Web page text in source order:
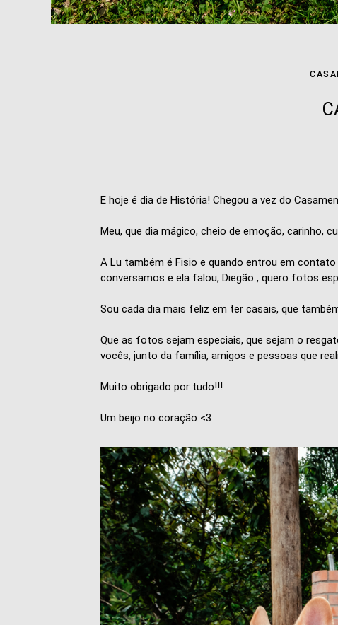
E hoje é dia de História! Chegou a vez do
Meu, que dia mágico, cheio de emoção, carinho,
A Lu também é Fisio e quando entrou em
conversamos e ela falou, Diegão , quero fotos
Sou cada dia mais feliz em ter casais, que
Que as fotos sejam especiais, que sejam o
vocês, junto da família, amigos e pessoas que
Muito obrigado por tudo!!!
Um beijo no coração <3